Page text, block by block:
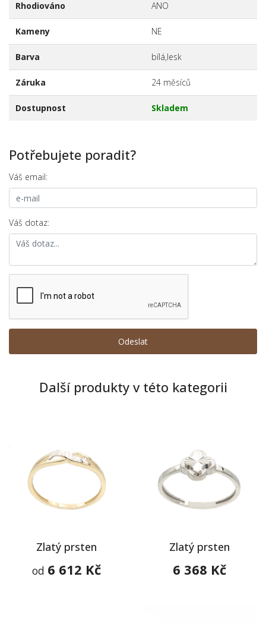
Rhodiováno ANO
Kameny NE
Barva bílá,lesk
Záruka 24 měsíců
Dostupnost Skladem
Potřebujete poradit?
Váš email:
Váš dotaz:
Další produkty v této kategorii
Zlatý prsten
od 6 612 Kč
Zlatý prsten
6 368 Kč